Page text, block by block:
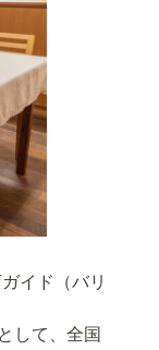
イド（バリ
して、全国